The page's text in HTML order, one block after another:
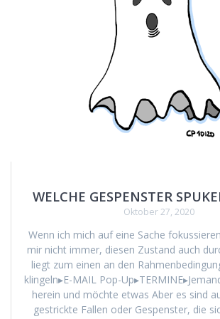
WELCHE GESPENSTER
Oktober 27, 2020
Wenn ich mich auf eine Sache
mir nicht immer, diesen Zustand auch
liegt zum einen an den
klingeln▸E-MAIL Pop-
herein und möchte etwas Aber es sind
gestrickte Fallen oder Gespenster, die